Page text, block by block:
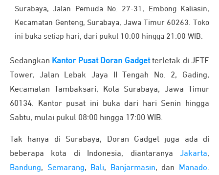
Surabaya, Jalan Pemuda No. 27-31, Embong Kaliasin,
Kecamatan Genteng, Surabaya, Jawa Timur 60263. Toko
ini buka setiap hari, dari pukul 10:00 hingga 21:00 WIB.
Sedangkan Kantor Pusat Doran Gadgetterletak di JETE
Tower, Jalan Lebak Jaya II Tengah No. 2, Gading,
Kecamatan Tambaksari, Kota Surabaya, Jawa Timur
60134. Kantor pusat ini buka dari hari Senin hingga
Sabtu, mulai pukul 08:00 hingga 17:00 WIB.
Tak hanya di Surabaya, Doran Gadget juga ada di
beberapa kota di Indonesia, diantaranya Jakarta,
Bandung, Semarang, Bali, Banjarmasin, dan Manado.